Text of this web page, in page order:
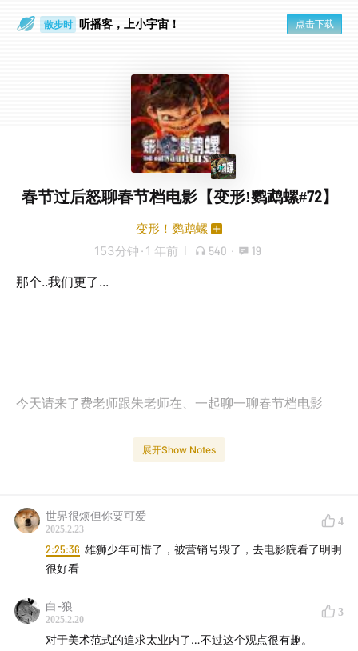
散步时 听播客，上小宇宙！ 点击下载
春节过后怒聊春节档电影【变形!鹦鹉螺#72】
变形！鹦鹉螺
153分钟 · 1 年前 540 · 19
那个..我们更了...
今天请来了费老师跟朱老师在、一起聊一聊春节档电影
看看这个话题能生发出怎样的思考
展开Show Notes
世界很烦但你要可爱
2025.2.23
4
2:25:36 雄狮少年可惜了，被营销号毁了，去电影院看了明明
很好看
白-狼
2025.2.20
3
对于美术范式的追求太业内了…不过这个观点很有趣。